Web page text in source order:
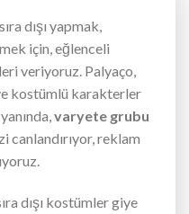
dışı yapmak,
için, eğlenceli
veriyoruz. Palyaço,
kostümlü karakterler
varyete grubu
reklam
dışı kostümler giye